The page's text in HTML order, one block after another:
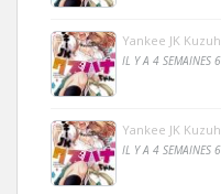
Yankee JK
IL Y A 4 SEMAINES
Yankee JK
IL Y A 4 SEMAINES